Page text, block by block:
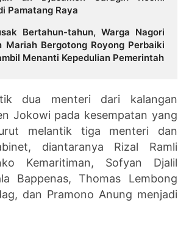
Pamatang Raya
Bertahun-tahun, Warga Nagori
Mariah Bergotong Royong Perbaiki
Menanti Kepedulian Pemerintah
dua menteri dari kalangan
Jokowi pada kesempatan yang
melantik tiga menteri dan
diantaranya Rizal Ramli
Kemaritiman, Sofyan Djalil
Bappenas, Thomas Lembong
dan Pramono Anung menjadi